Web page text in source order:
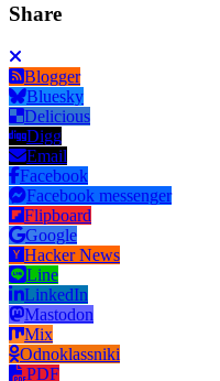
Share
Blogger
Bluesky
Delicious
Digg
Email
Facebook
Facebook messenger
Flipboard
Google
Hacker News
Line
LinkedIn
Mastodon
Mix
Odnoklassniki
PDF